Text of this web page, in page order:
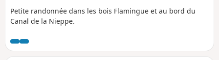
Petite randonnée dans les bois Flamingue et au bord du
Canal de la Nieppe.